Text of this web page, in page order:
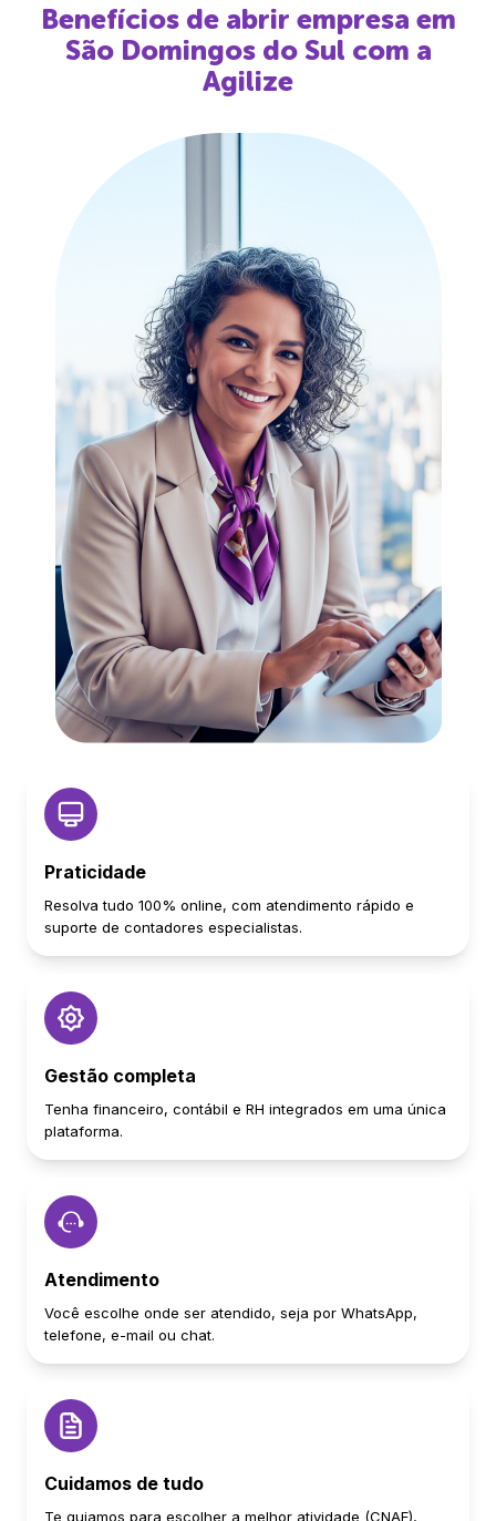
Benefícios de abrir empresa em
São Domingos do Sul com a
Agilize
Praticidade
Resolva tudo 100% online, com atendimento rápido e
suporte de contadores especialistas.
Gestão completa
Tenha financeiro, contábil e RH integrados em uma única
plataforma.
Atendimento
Você escolhe onde ser atendido, seja por WhatsApp,
telefone, e-mail ou chat.
Cuidamos de tudo
Te guiamos para escolher a melhor atividade (CNAE),